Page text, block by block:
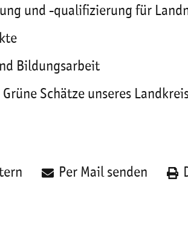
und -qualifizierung für
Bildungsarbeit
Schätze unseres
Per Mail senden